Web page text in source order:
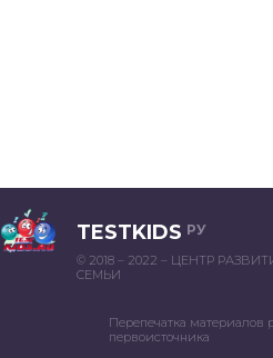
TESTKIDS РУ
© 2018 – 2022 – ЦЕНТР
СЕМЬИ
Перепечатка материалов
первоисточника